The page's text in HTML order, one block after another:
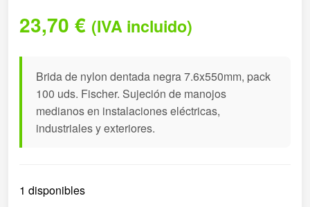
23,70 € (IVA incluido)
Brida de nylon dentada negra 7.6x550mm, pack
100 uds. Fischer. Sujeción de manojos
medianos en instalaciones eléctricas,
industriales y exteriores.
1 disponibles